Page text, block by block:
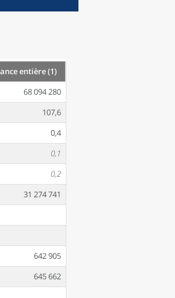
entière (1)
68 094 280
107,6
0,4
0,1
0,2
31 274 741
642 905
645 662